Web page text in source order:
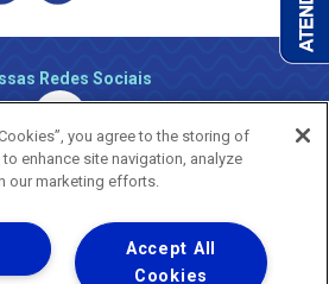
Redes Sociais
® 2026 - Todos os Direitos Reservados.
you agree to the storing of
enhance site navigation, analyze
our marketing efforts.
Accept All
Cookies